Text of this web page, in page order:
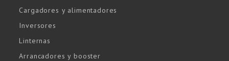
Cargadores y alimentadores
Inversores
Linternas
Arrancadores y booster